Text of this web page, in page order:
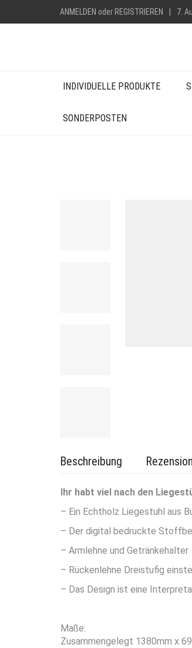
ANMELDEN oder REGISTRIEREN 7.
INDIVIDUELLE PRODUKTE
SONDERPOSTEN
Beschreibung
Ihr habt viel nach den
– Ein Echtholz Liegestuhl aus
– Der digital bedruckte
– Armlehne und Getränkehalter
– Rückenlehne Dreistufig
– Das Design ist eine
Maße:
Zusammengelegt 1380mm x